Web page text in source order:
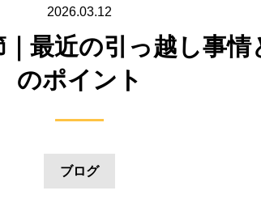
2026.03.12
最近の引っ越し事情
のポイント
ブログ